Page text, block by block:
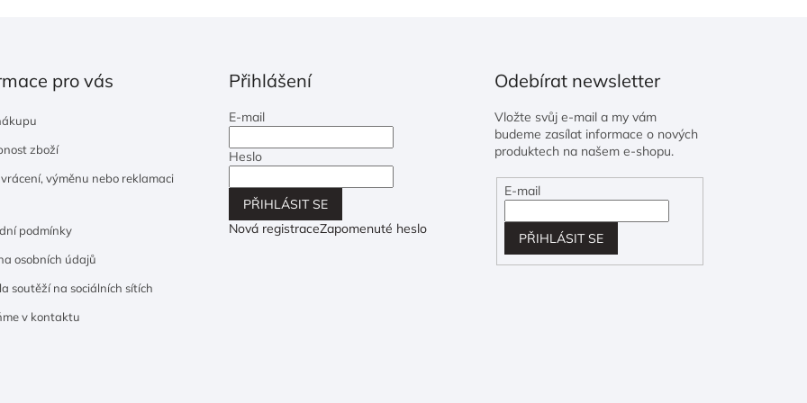
pro vás
zboží
vrácení, výměnu nebo reklamaci
podmínky
osobních údajů
soutěží na sociálních sítích
v kontaktu
Přihlášení
E-mail
Heslo
PŘIHLÁSIT SE
Nová registraceZapomenuté heslo
Odebírat newsletter
Vložte svůj e-mail a my vám
budeme zasílat informace o nových
produktech na našem e-shopu.
E-mail
PŘIHLÁSIT SE